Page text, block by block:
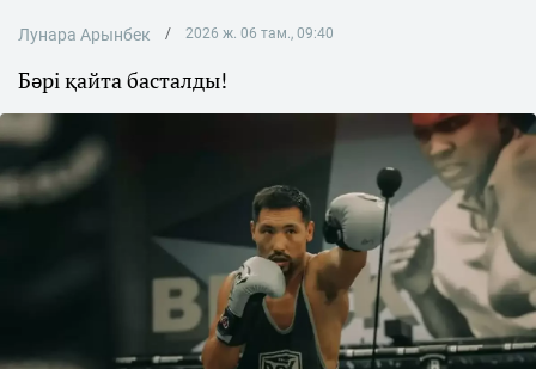
Лунара Арынбек 2026 ж. 06 там., 09:40
Бәрі қайта басталды!